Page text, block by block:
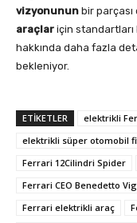
vizyonunun bir parçası
araçlar için
hakkında daha fazla
bekleniyor.
ETIKETLER elektrikli
elektrikli süper otomobil
Ferrari 12Cilindri Spider
Ferrari CEO Benedetto
Ferrari elektrikli araç